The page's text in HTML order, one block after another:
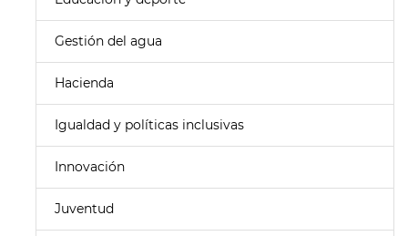
Gestión del agua
Hacienda
Igualdad y políticas inclusivas
Innovación
Juventud